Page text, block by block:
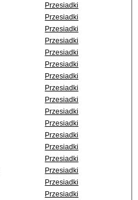
Przesiadki
Przesiadki
Przesiadki
Przesiadki
Przesiadki
Przesiadki
Przesiadki
Przesiadki
Przesiadki
Przesiadki
Przesiadki
Przesiadki
Przesiadki
Przesiadki
Przesiadki
Przesiadki
Przesiadki